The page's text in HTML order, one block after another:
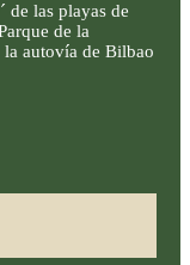
de las playas de
de la
la autovía de Bilbao